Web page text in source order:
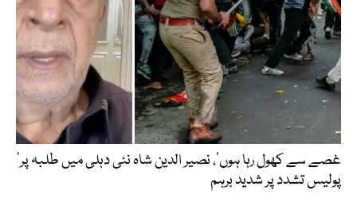
’غصے سے کھول رہا ہوں‘، نصیر الدین شاہ نئی دہلی میں طلبہ پر
پولیس تشدد پر شدید برہم